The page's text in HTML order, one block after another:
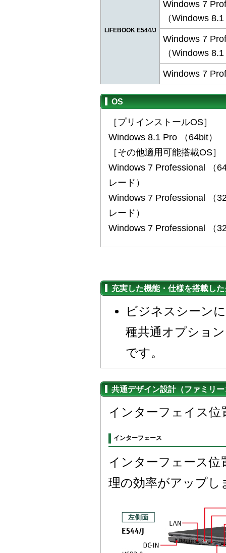
LIFEBOOK E544/J
Windows 7
（Windows
Windows 7
（Windows
Windows 7
OS
［プリインストールOS］
Windows 8.1 Pro （64bit）
［その他適用可能搭載OS］
Windows 7 Professional （
レード）
Windows 7 Professional （
レード）
Windows 7 Professional （
充実した機能・仕様を搭載し
ビジネスシーン
種共通オプショ
です。
共通デザイン設計（ファミリ
インターフェイス位
インターフェース
インターフェース位
理の効率がアップし